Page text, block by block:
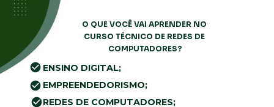
ENSINO DIGITAL;
EMPREENDEDORISMO;
REDES DE COMPUTADORES;
O QUE VOCÊ VAI APRENDER NO
CURSO TÉCNICO DE REDES DE
COMPUTADORES?